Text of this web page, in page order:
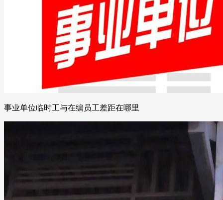
事业单位临时工与在编员工差距在哪里